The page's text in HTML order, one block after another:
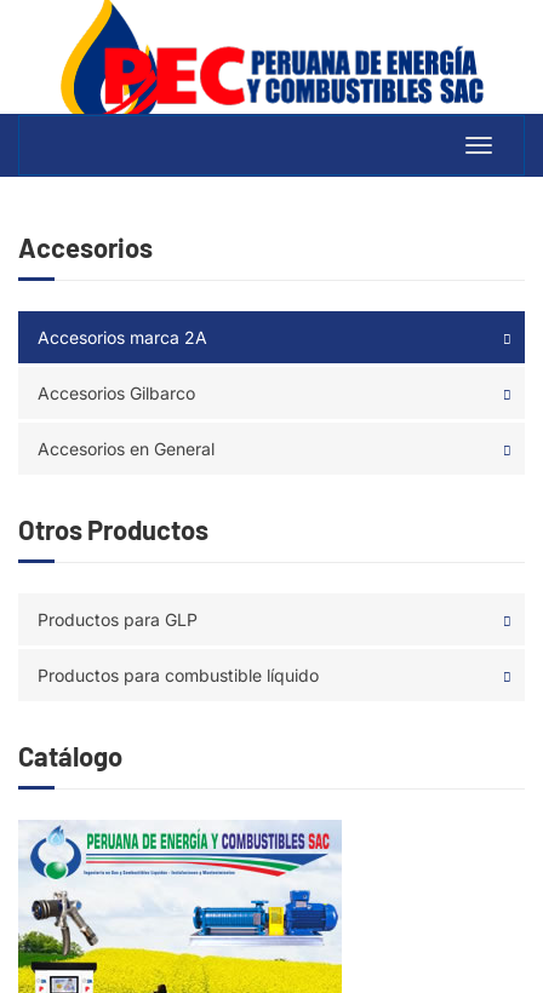
Toggle
Accesorios
Accesorios marca 2A
Accesorios Gilbarco
Accesorios en General
Otros Productos
Productos para GLP
Productos para combustible líquido
Catálogo